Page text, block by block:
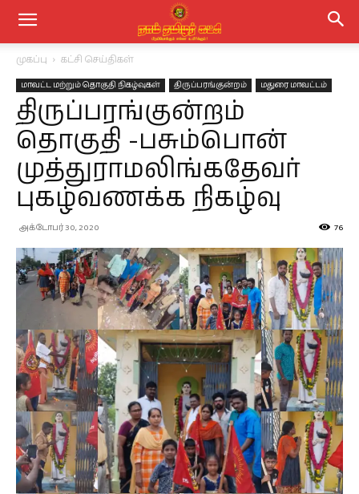
முகப்பு கட்சி செய்திகள்
மாவட்ட மற்றும் தொகுதி நிகழ்வுகள் திருப்பரங்குன்றம் மதுரை மாவட்டம்
திருப்பரங்குன்றம்
தொகுதி -பசும்பொன்
முத்துராமலிங்கதேவர்
புகழ்வணக்க நிகழ்வு
அக்டோபர் 30, 2020 76